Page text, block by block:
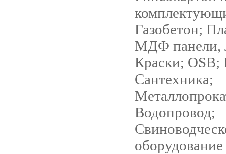
Газобетон;
МДФ панели,
Краски; OSB;
Сантехника;
Водопровод;
оборудование